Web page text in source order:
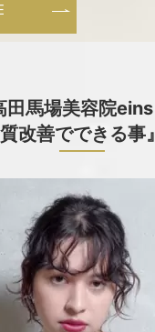
田馬場美容院
質改善でできる事』